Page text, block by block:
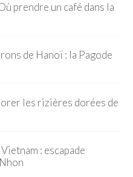
prendre un café dans la
de Hanoï : la Pagode
les rizières dorées de
: escapade